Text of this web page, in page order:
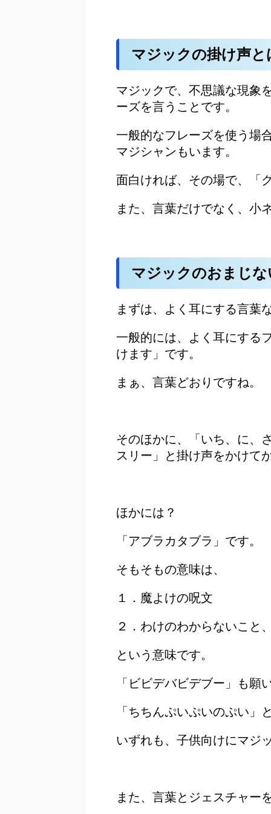
マジックの掛け声と
マジックで、不思議な現象
ーズを言うことです。
一般的なフレーズを使う場
マジシャンもいます。
面白ければ、その場で、「
また、言葉だけでなく、小
マジックのおまじな
まずは、よく耳にする言葉
一般的には、よく耳にする
けます」です。
まぁ、言葉どおりですね。
そのほかに、「いち、に、
スリー」と掛け声をかけて
ほかには？
「アブラカタブラ」です。
そもそもの意味は、
１．魔よけの呪文
２．わけのわからないこと
という意味です。
「ビビデバビデブー」も
「ちちんぷいぷいのぷい」
いずれも、子供向けにマジ
また、言葉とジェスチャー